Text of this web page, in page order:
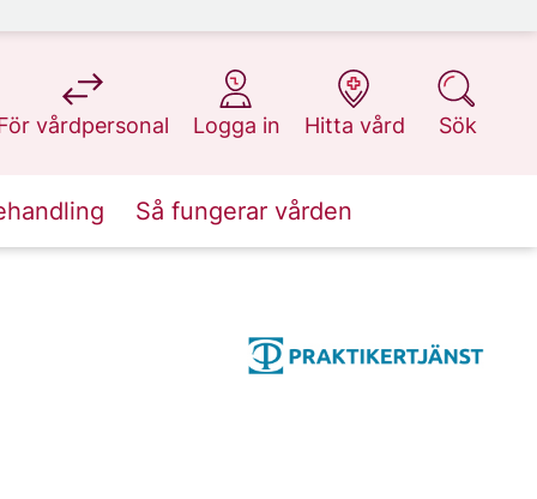
vårdpersonal
på 1177.se
Logga in
på 1177.se
Hitta vård
på 1177.se
Sök
på 1177.se
Så fungerar vården